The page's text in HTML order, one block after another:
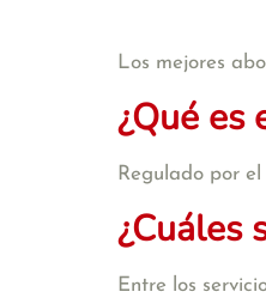
Los mejores
¿Qué es
Regulado por
¿Cuáles
Entre los